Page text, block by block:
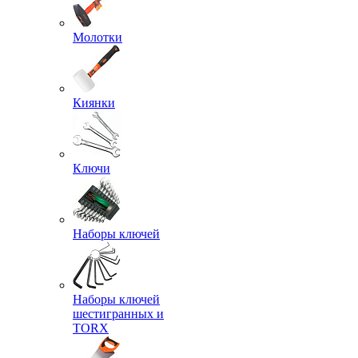
Молотки
Киянки
Ключи
Наборы ключей
Наборы ключей
шестигранных и
TORX